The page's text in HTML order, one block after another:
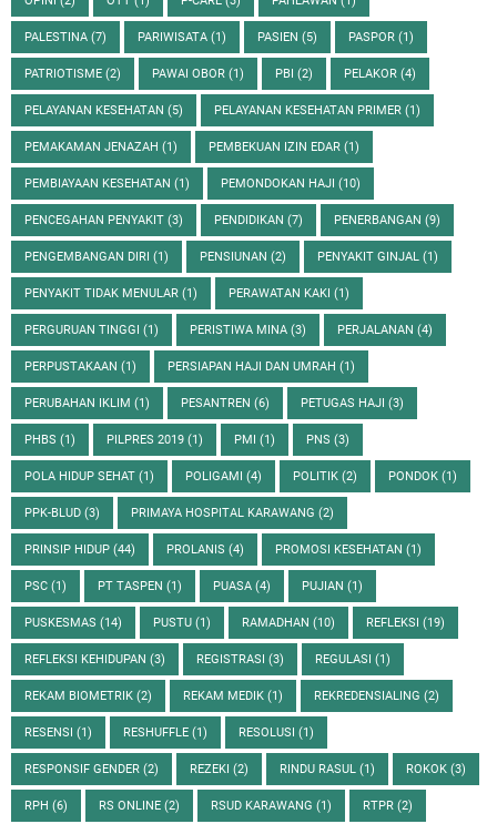
PALESTINA (7) PARIWISATA (1) PASIEN (5) PASPOR (1)
PATRIOTISME (2) PAWAI OBOR (1) PBI (2) PELAKOR (4)
PELAYANAN KESEHATAN (5) PELAYANAN KESEHATAN PRIMER (1)
PEMAKAMAN JENAZAH (1) PEMBEKUAN IZIN EDAR (1)
PEMBIAYAAN KESEHATAN (1) PEMONDOKAN HAJI (10)
PENCEGAHAN PENYAKIT (3) PENDIDIKAN (7) PENERBANGAN (9)
PENGEMBANGAN DIRI (1) PENSIUNAN (2) PENYAKIT GINJAL (1)
PENYAKIT TIDAK MENULAR (1) PERAWATAN KAKI (1)
PERGURUAN TINGGI (1) PERISTIWA MINA (3) PERJALANAN (4)
PERPUSTAKAAN (1) PERSIAPAN HAJI DAN UMRAH (1)
PERUBAHAN IKLIM (1) PESANTREN (6) PETUGAS HAJI (3)
PHBS (1) PILPRES 2019 (1) PMI (1) PNS (3)
POLA HIDUP SEHAT (1) POLIGAMI (4) POLITIK (2) PONDOK (1)
PPK-BLUD (3) PRIMAYA HOSPITAL KARAWANG (2)
PRINSIP HIDUP (44) PROLANIS (4) PROMOSI KESEHATAN (1)
PSC (1) PT TASPEN (1) PUASA (4) PUJIAN (1)
PUSKESMAS (14) PUSTU (1) RAMADHAN (10) REFLEKSI (19)
REFLEKSI KEHIDUPAN (3) REGISTRASI (3) REGULASI (1)
REKAM BIOMETRIK (2) REKAM MEDIK (1) REKREDENSIALING (2)
RESENSI (1) RESHUFFLE (1) RESOLUSI (1)
RESPONSIF GENDER (2) REZEKI (2) RINDU RASUL (1) ROKOK (3)
RPH (6) RS ONLINE (2) RSUD KARAWANG (1) RTPR (2)